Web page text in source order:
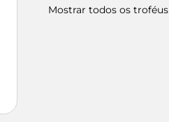
Mostrar todos os troféus